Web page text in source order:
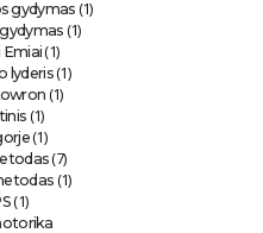
gydymas (1)
(1)
Emiai (1)
lyderis(1)
(1)
(1)
(1)
(7)
(1)
(1)